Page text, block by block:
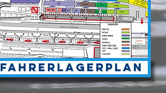
Fahrerlagerplan